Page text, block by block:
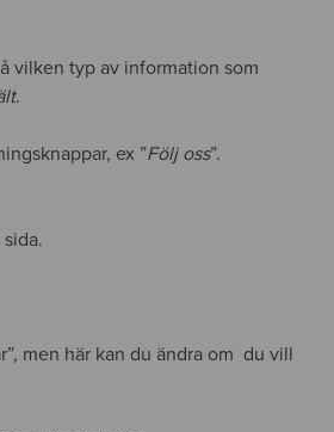
vilken typ av information som
.
ex ”Följ oss”.
men här kan du ändra om du vill